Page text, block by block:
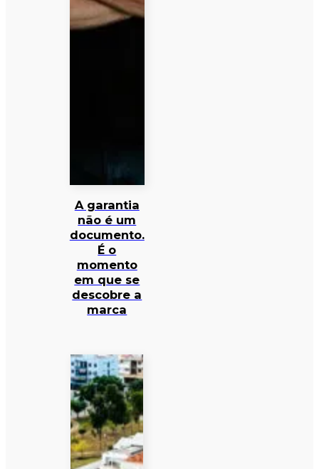
A garantia
não é um
documento.
É o
momento
em que se
descobre a
marca